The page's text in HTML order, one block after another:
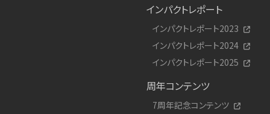
インパクトレポート
インパクトレポート2023
インパクトレポート2024
インパクトレポート2025
周年コンテンツ
7周年記念コンテンツ